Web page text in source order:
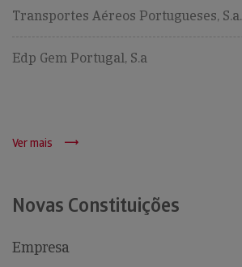
Transportes Aéreos Portugueses, S.a.
Edp Gem Portugal, S.a
Ver mais
Novas Constituições
Empresa